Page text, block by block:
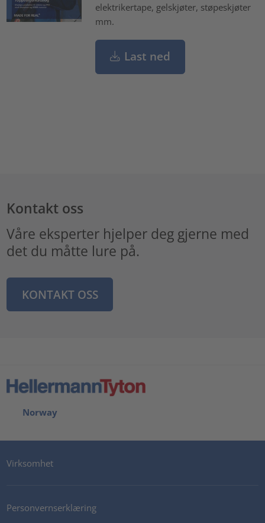
elektrikertape, gelskjøter, støpeskjøter
mm.
Last ned
Kontakt oss
Våre eksperter hjelper deg gjerne med
det du måtte lure på.
KONTAKT OSS
Norway
Virksomhet
Personvernserklæring